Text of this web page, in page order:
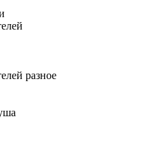
разное